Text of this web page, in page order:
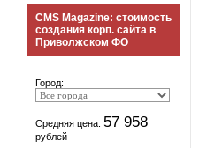
CMS Magazine: стоимость
создания корп. сайта в
Приволжском ФО
Город:
Средняя цена: 57 958
рублей